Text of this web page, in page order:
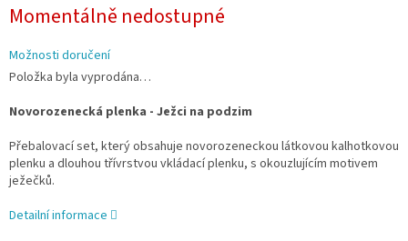
cena:
Momentálně nedostupné
Možnosti doručení
Položka byla vyprodána…
Novorozenecká plenka - Ježci na podzim
Přebalovací set, který obsahuje novorozeneckou látkovou kalhotkovou
plenku a dlouhou třívrstvou vkládací plenku, s okouzlujícím motivem
ježečků.
Detailní informace